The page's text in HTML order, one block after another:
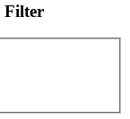
Filter